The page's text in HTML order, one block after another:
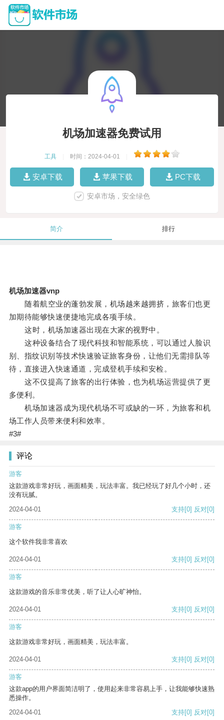
机场加速器免费试用
工具 时间：2024-04-01
安卓下载 苹果下载 PC下载
安卓市场，安全绿色
简介 排行
机场加速器vnp
随着航空业的蓬勃发展，机场越来越拥挤，旅客们也更
加期待能够快速便捷地完成各项手续。
这时，机场加速器出现在大家的视野中。
这种设备结合了现代科技和智能系统，可以通过人脸识
别、指纹识别等技术快速验证旅客身份，让他们无需排队等
待，直接进入快速通道，完成登机手续和安检。
这不仅提高了旅客的出行体验，也为机场运营提供了更
多便利。
机场加速器成为现代机场不可或缺的一环，为旅客和机
场工作人员带来便利和效率。
#3#
评论
游客
这款游戏非常好玩，画面精美，玩法丰富。我已经玩了好几个小时，还
没有玩腻。
2024-04-01
支持[0] 反对[0]
游客
这个软件我非常喜欢
2024-04-01 支持[0] 反对[0]
游客
这款游戏的音乐非常优美，听了让人心旷神怡。
2024-04-01 支持[0] 反对[0]
游客
这款游戏非常好玩，画面精美，玩法丰富。
2024-04-01 支持[0] 反对[0]
游客
这款app的用户界面简洁明了，使用起来非常容易上手，让我能够快速熟
悉操作。
2024-04-01
支持[0] 反对[0]